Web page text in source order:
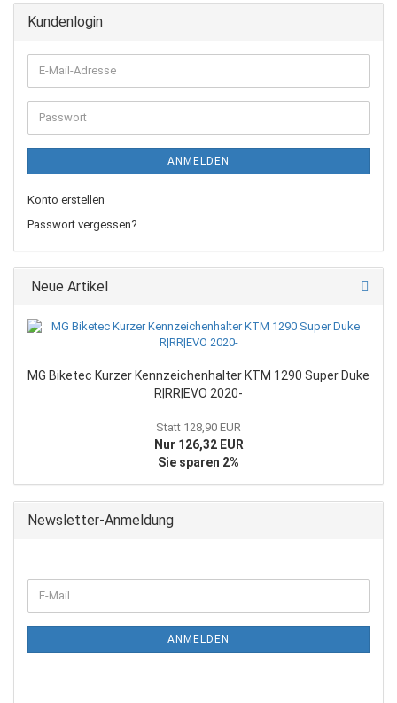
Kundenlogin
E-
Mail-
Adresse
Passwort
ANMELDEN
Konto erstellen
Passwort vergessen?
Neue Artikel
MG Biketec Kurzer Kennzeichenhalter KTM 1290 Super Duke
R|RR|EVO 2020-
Statt 128,90 EUR
Nur 126,32 EUR
Sie sparen 2%
Newsletter-Anmeldung
ZUR
E-
Mail
ANMELDEN